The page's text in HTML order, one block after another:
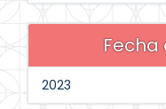
Fecha
2023